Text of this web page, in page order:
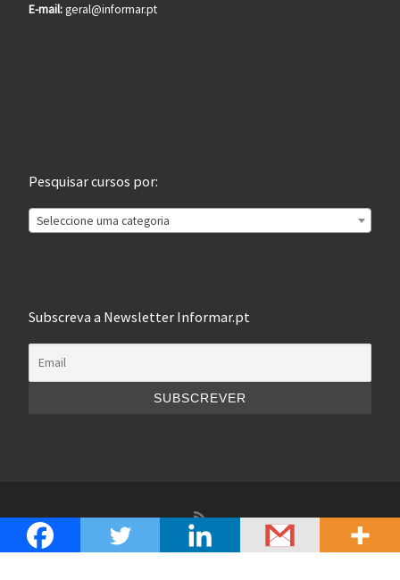
E-mail:geral@informar.pt
Pesquisar cursos por:
Seleccione uma categoria
Subscreva a Newsletter Informar.pt